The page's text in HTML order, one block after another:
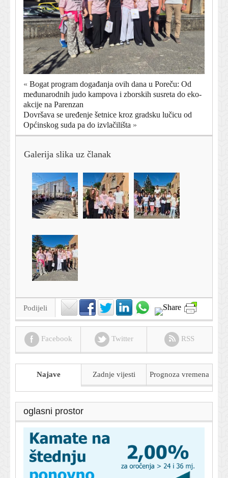
« Bogat program događanja ovih dana u Poreču: Od
međunarodnih judo kampova i zborskih susreta do eko-
akcije na Parenzan
Dovršava se uređenje šetnice kroz gradsku lučicu od
Općinskog suda pa do izvlačilišta »
Galerija slika uz članak
Podijeli
Facebook Twitter RSS
Najave Zadnje vijesti Prognoza vremena
oglasni prostor